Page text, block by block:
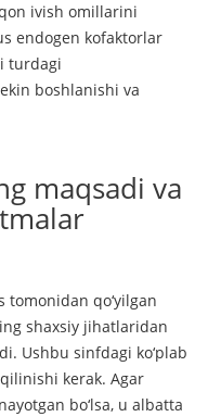
qon ivish omillarini
endogen kofaktorlar
turdagi
boshlanishi va
maqsadi va
qo‘yilgan
shaxsiy jihatlaridan
Ushbu sinfdagi ko‘plab
kerak. Agar
bo‘lsa, u albatta